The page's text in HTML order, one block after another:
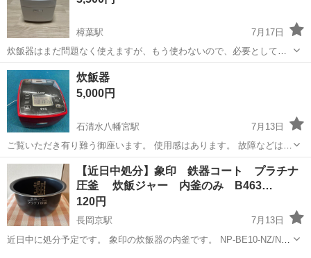
樟葉駅
7月17日
炊飯器はまだ問題なく使えますが、もう使わないので、必要としてい
る人に渡したいと思っています。
京都 八幡市 樟葉駅
炊飯器
5,000円
石清水八幡宮駅
7月13日
ご覧いただき有り難う御座います。 使用感はあります。 故障などはな
く、問題なく使えます。 引き取りのみお願い致します。
京都 八幡市 石清水八幡宮駅 キッチン家電 いただき
【近日中処分】象印 鉄器コート プラチナ
圧釜 炊飯ジャー 内釜のみ B463…
120円
長岡京駅
7月13日
近日中に処分予定です。 象印の炊飯器の内釜です。 NP-BE10-NZ/NP-